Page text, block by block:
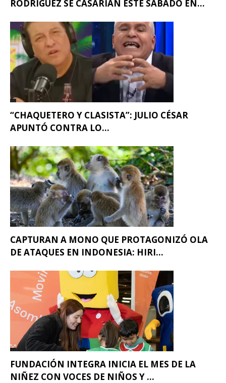
RODRÍGUEZ SE CASARÍAN ESTE SÁBADO EN...
“CHAQUETERO Y CLASISTA”: JULIO CÉSAR
APUNTÓ CONTRA LO...
CAPTURAN A MONO QUE PROTAGONIZÓ OLA
DE ATAQUES EN INDONESIA: HIRI...
FUNDACIÓN INTEGRA INICIA EL MES DE LA
NIÑEZ CON VOCES DE NIÑOS Y ...